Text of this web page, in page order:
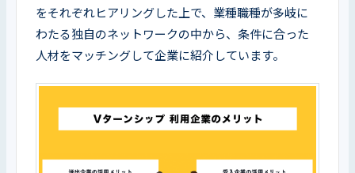
をそれぞれヒアリングした上で、業種職種が多岐に
わたる独自のネットワークの中から、条件に合った
人材をマッチングして企業に紹介しています。